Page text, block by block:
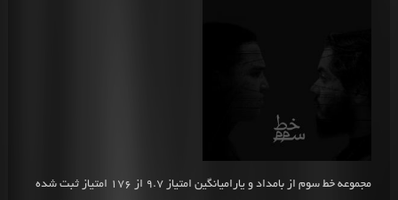
مجموعه خط سوم از بامداد و یارامیانگین امتیاز 9.7 از 176 امتیاز ثبت شده